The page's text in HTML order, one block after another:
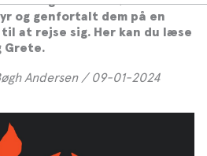
og genfortalt dem på en
at rejse sig. Her kan du læse
Grete.
Andersen / 09-01-2024